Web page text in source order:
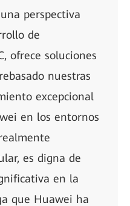
perspectiva
de
ofrece soluciones
nuestras
excepcional
en los entornos
es digna de
en la
que Huawei ha